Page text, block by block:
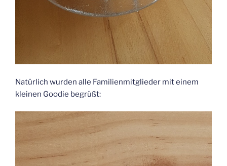
Natürlich wurden alle Familienmitglieder mit einem
kleinen Goodie begrüßt: